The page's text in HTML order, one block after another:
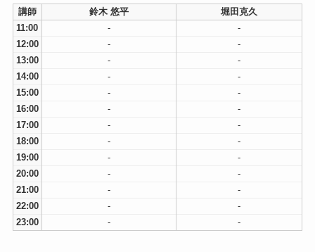
講師 鈴木 悠平
堀田克久
11:00
-
-
12:00
-
-
13:00
-
-
14:00
-
-
15:00
-
-
16:00
-
-
17:00
-
-
18:00
-
-
19:00
-
-
20:00
-
-
21:00
-
-
22:00
-
-
23:00
- -